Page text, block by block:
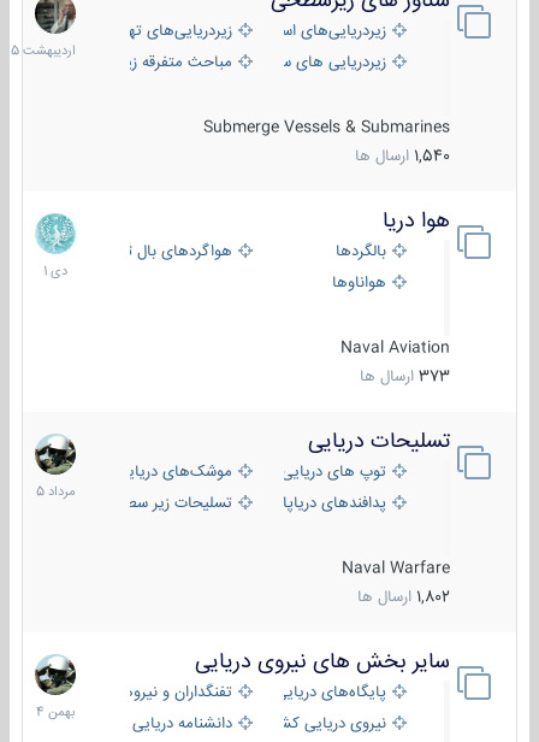
زیردریایی‌های استراتژیکزیردریایی‌های تهاجمی
زیردریایی های سبک
مباحث متفرقه زیرسطحی
Submerge Vessels & Submarines
1,540 ارسال ها
1405
هوا دریا
بالگردها
هواگردهای بال ثابت
هواناوها
Naval Aviation
373 ارسال ها
12
دی
1401
تسلیحات دریایی
توپ های دریایی
موشک‌های دریایی
پدافندهای دریاپایه
تسلیحات زیر سطحی
Naval Warfare
1,802 ارسال ها
2
مرداد
1405
سایر بخش های نیروی دریایی
پایگاه‌های دریایی
تفنگداران و نیروهای ویژه‌ی دریایی
نیروی دریایی کشورهای مختلفدانشنامه دریایی
22
بهمن
1404